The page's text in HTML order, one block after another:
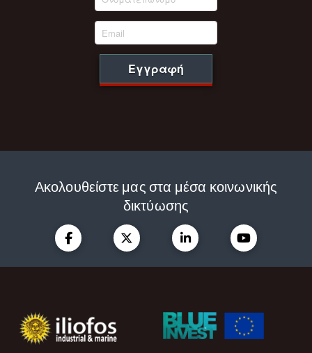
Εγγραφή
Ακολουθείστε μας στα μέσα κοινωνικής
δικτύωσης